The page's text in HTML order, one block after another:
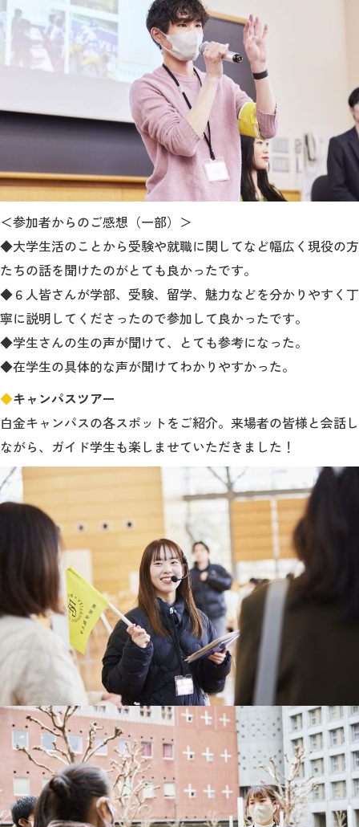
＜参加者からのご感想（一部）＞
◆大学生活のことから受験や就職に関してなど幅広く現役の方
たちの話を聞けたのがとても良かったです。
◆６人皆さんが学部、受験、留学、魅力などを分かりやすく丁
寧に説明してくださったので参加して良かったです。
◆学生さんの生の声が聞けて、とても参考になった。
◆在学生の具体的な声が聞けてわかりやすかった。
◆キャンパスツアー
白金キャンパスの各スポットをご紹介。来場者の皆様と会話し
ながら、ガイド学生も楽しませていただきました！